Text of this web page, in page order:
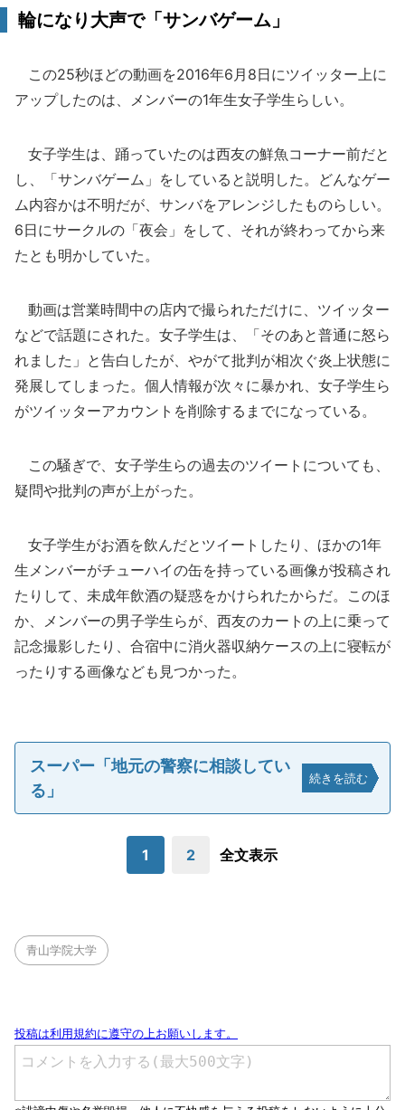
輪になり大声で「サンバゲーム」
この25秒ほどの動画を2016年6月8日にツイッター上に
アップしたのは、メンバーの1年生女子学生らしい。
女子学生は、踊っていたのは西友の鮮魚コーナー前だと
し、「サンバゲーム」をしていると説明した。どんなゲー
ム内容かは不明だが、サンバをアレンジしたものらしい。
6日にサークルの「夜会」をして、それが終わってから来
たとも明かしていた。
動画は営業時間中の店内で撮られただけに、ツイッター
などで話題にされた。女子学生は、「そのあと普通に怒ら
れました」と告白したが、やがて批判が相次ぐ炎上状態に
発展してしまった。個人情報が次々に暴かれ、女子学生ら
がツイッターアカウントを削除するまでになっている。
この騒ぎで、女子学生らの過去のツイートについても、
疑問や批判の声が上がった。
女子学生がお酒を飲んだとツイートしたり、ほかの1年
生メンバーがチューハイの缶を持っている画像が投稿され
たりして、未成年飲酒の疑惑をかけられたからだ。このほ
か、メンバーの男子学生らが、西友のカートの上に乗って
記念撮影したり、合宿中に消火器収納ケースの上に寝転が
ったりする画像なども見つかった。
スーパー「地元の警察に相談してい
る」
続きを読む
1 2 全文表示
青山学院大学